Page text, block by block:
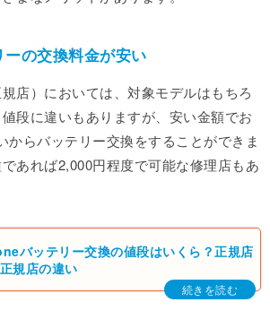
の交換料金が安い
店）においては、対象モデルはもちろ
段に違いもありますが、安い金額でお
からバッテリー交換をすることができま
あれば2,000円程度で可能な修理店もあ
バッテリー交換の値段はいくら？正規店
規店の違い